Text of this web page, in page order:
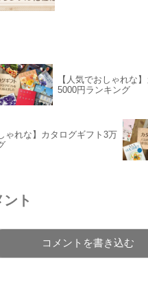
【人気でおしゃれな
5000円ランキング
ゃれな】カタログギフト3万
ント
コメントを書き込む